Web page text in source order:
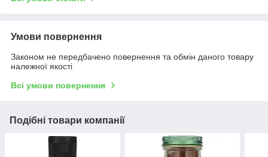
Умови повернення
Законом не передбачено повернення та обмін даного товару
належної якості
Всі умови повернення
Подібні товари компанії